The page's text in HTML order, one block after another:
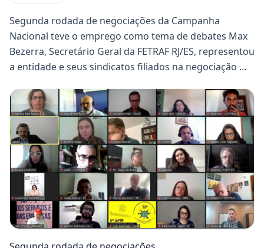
Segunda rodada de negociações da Campanha
Nacional teve o emprego como tema de debates Max
Bezerra, Secretário Geral da FETRAF RJ/ES, representou
a entidade e seus sindicatos filiados na negociação …